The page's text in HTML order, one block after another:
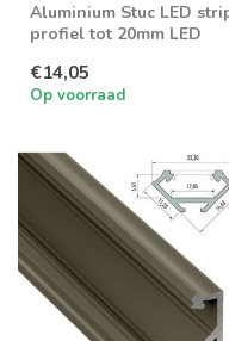
Aluminium Stuc LED
profiel tot 20mm LED
€14,05
Op voorraad